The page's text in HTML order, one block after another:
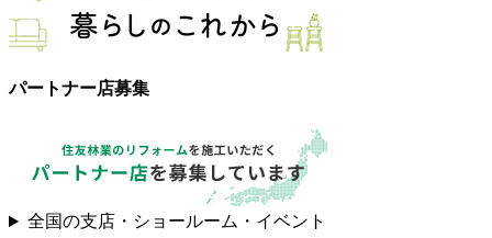
パートナー店募集
全国の支店・ショールーム・イベント